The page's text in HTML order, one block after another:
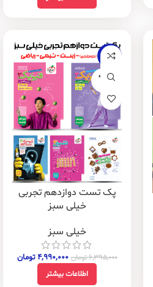
-22%
فروخته
پک تست دوازدهم تجربی
خیلی سبز
خیلی سبز
۶,۳۹۵,۰۰۰تومان ۴,۹۹۰,۰۰۰ تومان
اطلاعات بیشتر